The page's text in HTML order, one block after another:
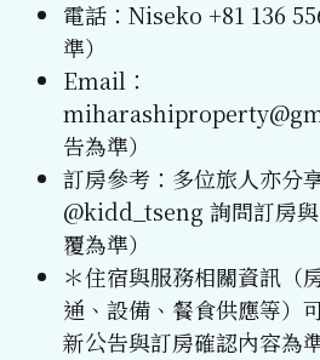
電話：Niseko +81 136
準）
Email：
告為準）
訂房參考：多位旅人亦分
@kidd_tseng 詢問訂房
覆為準）
＊住宿與服務相關資訊（
通、設備、餐食供應等）
新公告與訂房確認內容為